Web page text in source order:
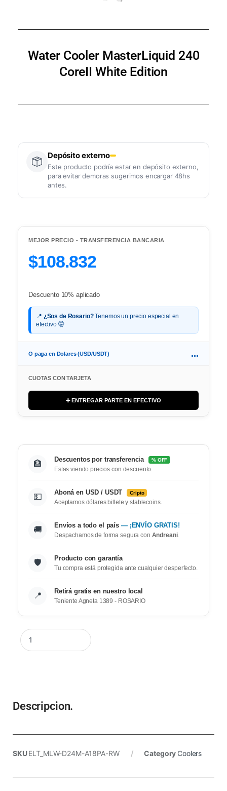
Water Cooler MasterLiquid 240
CoreII White Edition
Depósito externo
Este producto podría estar en depósito externo,
para evitar demoras sugerimos encargar 48hs
antes.
MEJOR PRECIO - TRANSFERENCIA BANCARIA
$108.832
Descuento 10% aplicado
📍 ¿Sos de Rosario?Tenemos un precio especial en
efectivo 🤫
O paga en Dolares (USD/USDT) ...
CUOTAS CON TARJETA
➕ ENTREGAR PARTE EN EFECTIVO
🏦 Descuentos por transferencia % OFF
Estas viendo precios con descuento.
💵 Aboná en USD / USDT Cripto
Aceptamos dólares billete y stablecoins.
🚚 Envíos a todo el país — ¡ENVÍO GRATIS!
Despachamos de forma segura con Andreani.
🛡️ Producto con garantía
Tu compra está protegida ante cualquier desperfecto.
📍 Retirá gratis en nuestro local
Teniente Agneta 1389 - ROSARIO
Descripcion.
SKUELT_MLW-D24M-A18PA-RW Category Coolers